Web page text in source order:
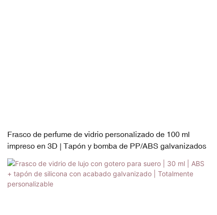
Frasco de perfume de vidrio personalizado de 100 ml
impreso en 3D | Tapón y bomba de PP/ABS galvanizados